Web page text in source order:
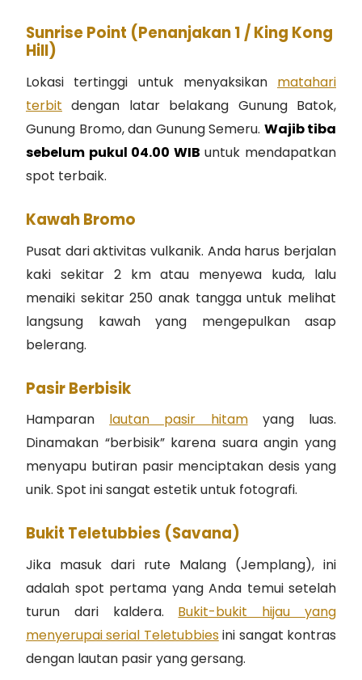
Sunrise Point (Penanjakan 1 / King Kong
Hill)
Lokasi tertinggi untuk menyaksikan matahari
terbit dengan latar belakang Gunung Batok,
Gunung Bromo, dan Gunung Semeru. Wajib tiba
sebelum pukul 04.00 WIB untuk mendapatkan
spot terbaik.
Kawah Bromo
Pusat dari aktivitas vulkanik. Anda harus berjalan
kaki sekitar 2 km atau menyewa kuda, lalu
menaiki sekitar 250 anak tangga untuk melihat
langsung kawah yang mengepulkan asap
belerang.
Pasir Berbisik
Hamparan lautan pasir hitamyang luas.
Dinamakan “berbisik” karena suara angin yang
menyapu butiran pasir menciptakan desis yang
unik. Spot ini sangat estetik untuk fotografi.
Bukit Teletubbies (Savana)
Jika masuk dari rute Malang (Jemplang), ini
adalah spot pertama yang Anda temui setelah
turun dari kaldera. Bukit-bukit hijau yang
menyerupai serial Teletubbiesini sangat kontras
dengan lautan pasir yang gersang.